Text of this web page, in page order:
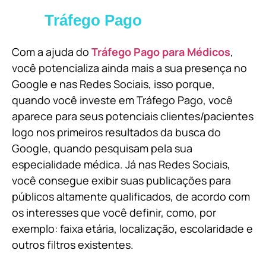
Tráfego Pago
Com a ajuda do Tráfego Pago para Médicos,
você potencializa ainda mais a sua presença no
Google e nas Redes Sociais, isso porque,
quando você investe em Tráfego Pago, você
aparece para seus potenciais clientes/pacientes
logo nos primeiros resultados da busca do
Google, quando pesquisam pela sua
especialidade médica. Já nas Redes Sociais,
você consegue exibir suas publicações para
públicos altamente qualificados, de acordo com
os interesses que você definir, como, por
exemplo: faixa etária, localização, escolaridade e
outros filtros existentes.